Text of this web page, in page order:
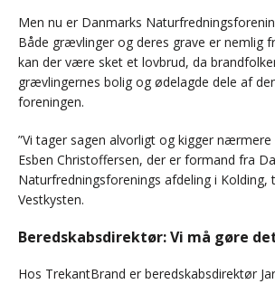
Men nu er Danmarks
Både grævlinger og deres grave er nemlig
kan der være sket et lovbrud, da
grævlingernes bolig og ødelagde dele af
foreningen.
”Vi tager sagen alvorligt og kigger nærmere
Esben Christoffersen, der er formand fra
Naturfredningsforenings afdeling i Kolding,
Vestkysten.
Beredskabsdirektør: Vi må gøre
Hos TrekantBrand er beredskabsdirektør